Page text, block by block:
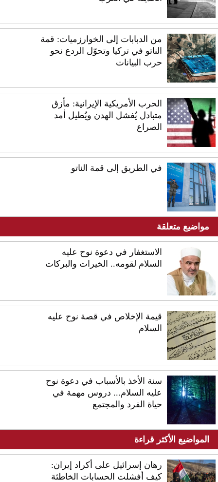
من الدبابات إلى الخوارزميات: قمة
الناتو في تركيا وتحوّل الردع نحو
حرب البيانات
الحرب الأمريكية الإيرانية: مأزق
متبادل يُفشل الهدن ويُطيل أمد
الصراع
في الطريق إلى قمة الناتو
مواضيع متعلقة
الاستغفار في دعوة نوح عليه
السلام لقومه.. الخيرات والبركات
قيمة الإخلاص في قصة نوح عليه
السلام
سنة الأخذ بالأسباب في دعوة نوح
عليه السلام... دروس مهمة في
حياة الفرد والمجتمع
المواضيع الأكثر قراءة
رهان إسرائيل على أكراد إيران:
كيف أفشلت الحسابات الخاطئة